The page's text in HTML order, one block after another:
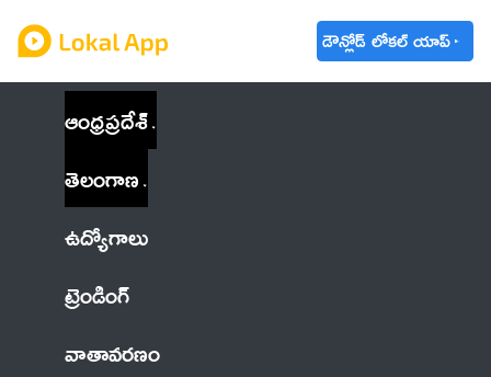
డౌన్లోడ్ లోకల్ యాప్
ఆంధ్రప్రదేశ్
తెలంగాణ
ఉద్యోగాలు
ట్రెండింగ్
వాతావరణం